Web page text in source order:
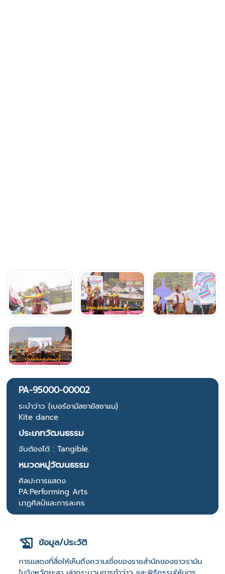
PA-95000-00002
ระบำว่าว (เบอร์อามัสซายัสซาแน)
Kite dance
ประเภทวัฒนธรรม
จับต้องได้ : Tangible.
หมวดหมู่วัฒนธรรม
ศิลปะการแสดง
PA:Performing Arts
นาฏศิลป์และการละคร
ข้อมูล/ประวัติ
การเเสดงที่สื่อให้เห็นถึงความเชื่อของราชสำนักของชาวรามัน